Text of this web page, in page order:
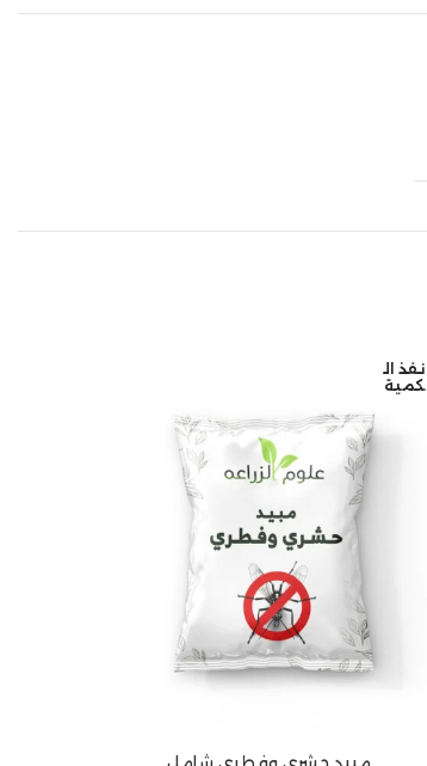
نفذ ال
كمية